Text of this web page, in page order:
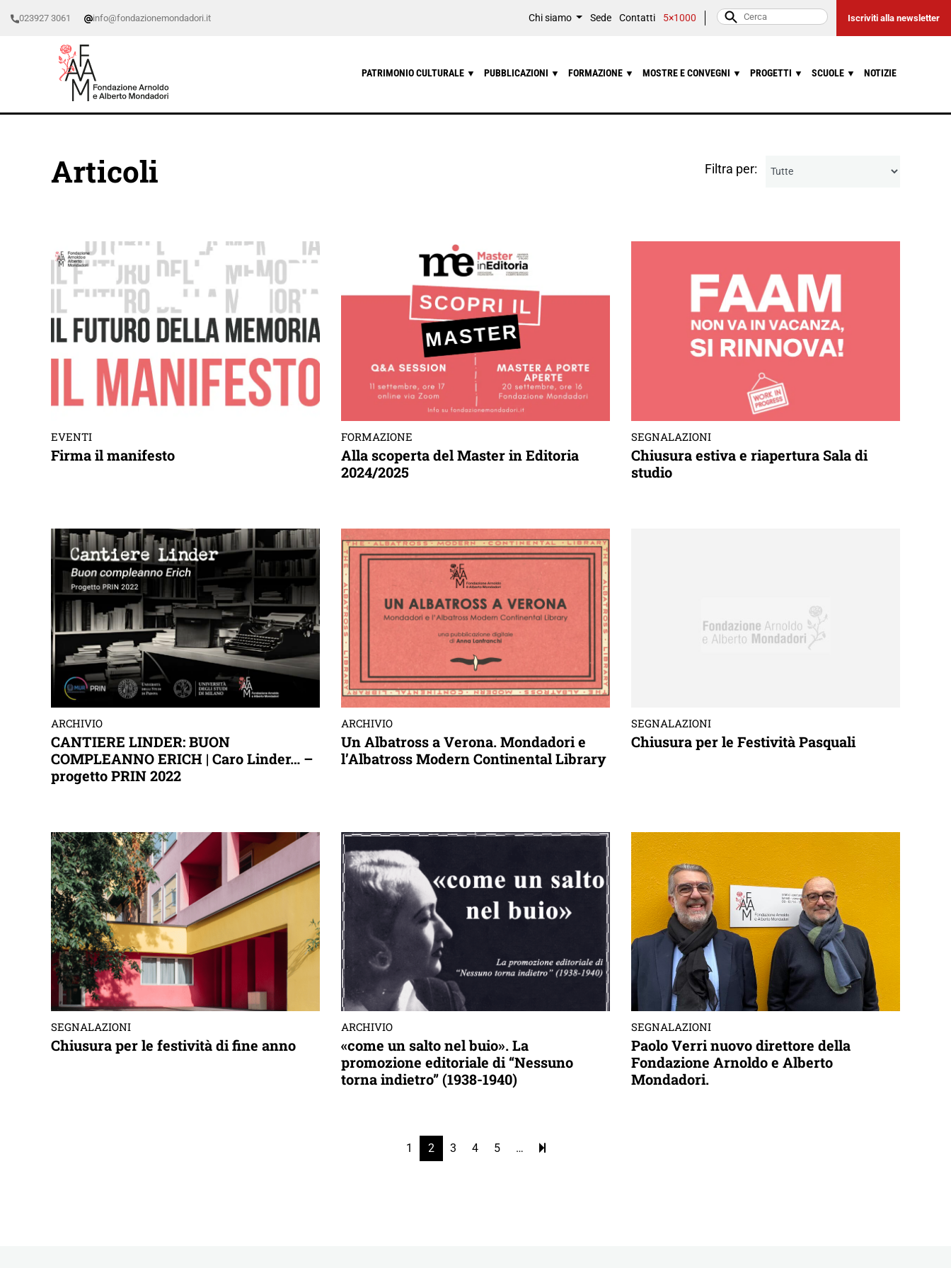
023927 3061 info@fondazionemondadori.it Chi siamo Sede Contatti 5×1000 Iscriviti alla newsletter
PATRIMONIO CULTURALE ▼ PUBBLICAZIONI ▼ FORMAZIONE ▼ MOSTRE E CONVEGNI ▼ PROGETTI ▼ SCUOLE ▼ NOTIZIE
Articoli Filtra per:
EVENTI
Firma il manifesto
FORMAZIONE
Alla scoperta del Master in Editoria
2024/2025
SEGNALAZIONI
Chiusura estiva e riapertura Sala di
studio
ARCHIVIO
CANTIERE LINDER: BUON
COMPLEANNO ERICH | Caro Linder… –
progetto PRIN 2022
ARCHIVIO
Un Albatross a Verona. Mondadori e
l’Albatross Modern Continental Library
SEGNALAZIONI
Chiusura per le Festività Pasquali
SEGNALAZIONI
Chiusura per le festività di fine anno
ARCHIVIO
«come un salto nel buio». La
promozione editoriale di “Nessuno
torna indietro” (1938-1940)
SEGNALAZIONI
Paolo Verri nuovo direttore della
Fondazione Arnoldo e Alberto
Mondadori.
1 2 3 4 5 …